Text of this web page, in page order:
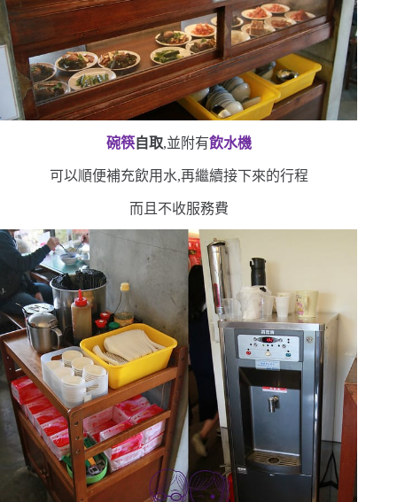
碗筷自取,並附有飲水機
可以順便補充飲用水,再繼續接下來的行程
而且不收服務費